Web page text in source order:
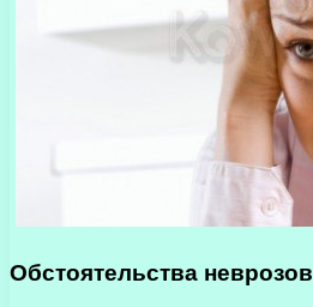
Обстоятельства неврозов